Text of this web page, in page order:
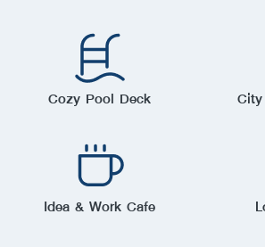
ค้นหา
สำหรับ:
Cozy Pool Deck
Idea & Work Cafe
เพื่อให้ไม่พลาดข้อมูลข่าวสาร และโ
ที่สำคัญฉันยินยอมรับข้อมูลข่าวสารโ
ข่าวสารจาก